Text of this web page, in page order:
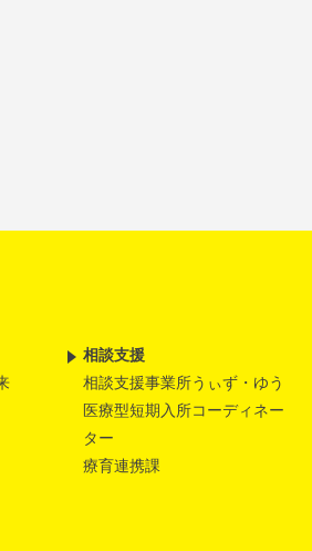
相談支援
相談支援事業所うぃず・ゆう
医療型短期入所コーディネー
ター
療育連携課